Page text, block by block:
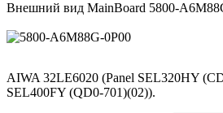
Внешний вид MainBoard 5800-
AIWA 32LE6020 (Panel SEL320HY
SEL400FY (QD0-701)(02)).